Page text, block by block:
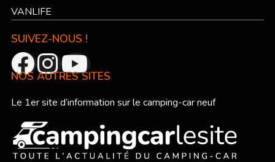
VANLIFE
SUIVEZ-NOUS !
NOS AUTRES SITES
Le 1er site d’information sur le camping-car neuf